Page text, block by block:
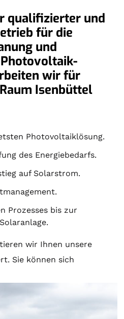
qualifizierter und
für die
und
wir für
Isenbüttel
Photovoltaiklösung.
des Energiebedarfs.
auf Solarstrom.
Prozesses bis zur
wir Ihnen unsere
Sie können sich